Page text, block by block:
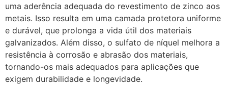
uma aderência adequada do revestimento de zinco aos
metais. Isso resulta em uma camada protetora uniforme
e durável, que prolonga a vida útil dos materiais
galvanizados. Além disso, o sulfato de níquel melhora a
resistência à corrosão e abrasão dos materiais,
tornando-os mais adequados para aplicações que
exigem durabilidade e longevidade.